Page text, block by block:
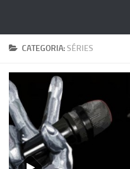
CATEGORIA:SÉRIES